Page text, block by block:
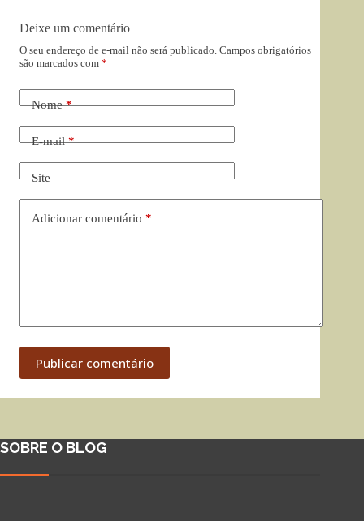
Deixe um comentário
O seu endereço de e-mail não será publicado. Campos obrigatórios
são marcados com *
Nome*
E-mail*
Site
Adicionar comentário *
Publicar comentário
SOBRE O BLOG